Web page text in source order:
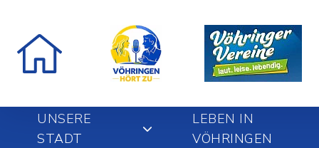
UNSERE
STADT
LEBEN IN
VÖHRINGEN